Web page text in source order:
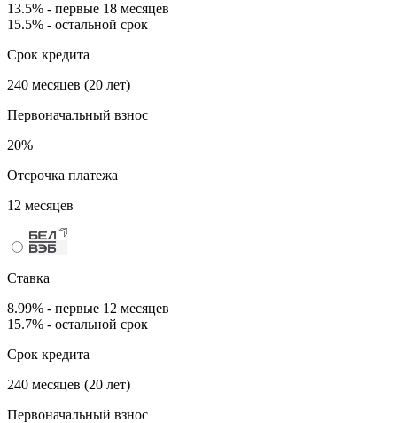
13.5% - первые 18 месяцев
15.5% - остальной срок
Срок кредита
240 месяцев (20 лет)
Первоначальный взнос
20%
Отсрочка платежа
12 месяцев
Ставка
8.99% - первые 12 месяцев
15.7% - остальной срок
Срок кредита
240 месяцев (20 лет)
Первоначальный взнос